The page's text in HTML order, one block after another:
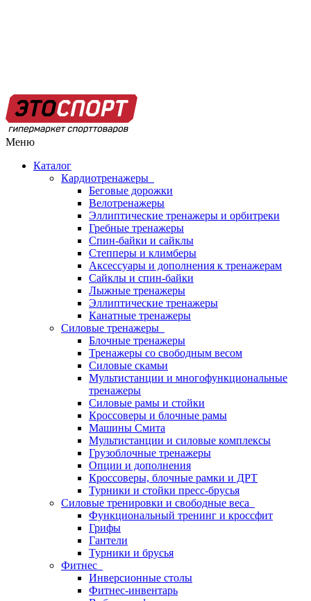
Меню
Каталог
Кардиотренажеры
Беговые дорожки
Велотренажеры
Эллиптические тренажеры и орбитреки
Гребные тренажеры
Спин-байки и сайклы
Степперы и климберы
Аксессуары и дополнения к тренажерам
Сайклы и спин-байки
Лыжные тренажеры
Эллиптические тренажеры
Канатные тренажеры
Силовые тренажеры
Блочные тренажеры
Тренажеры со свободным весом
Силовые скамьи
Мультистанции и многофункциональные
тренажеры
Силовые рамы и стойки
Кроссоверы и блочные рамы
Машины Смита
Мультистанции и силовые комплексы
Грузоблочные тренажеры
Опции и дополнения
Кроссоверы, блочные рамки и ДРТ
Турники и стойки пресс-брусья
Силовые тренировки и свободные веса
Функциональный тренинг и кроссфит
Грифы
Гантели
Турники и брусья
Фитнес
Инверсионные столы
Фитнес-инвентарь